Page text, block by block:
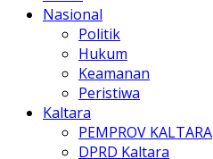
Nasional
Politik
Hukum
Keamanan
Peristiwa
Kaltara
PEMPROV KALTARA
DPRD Kaltara